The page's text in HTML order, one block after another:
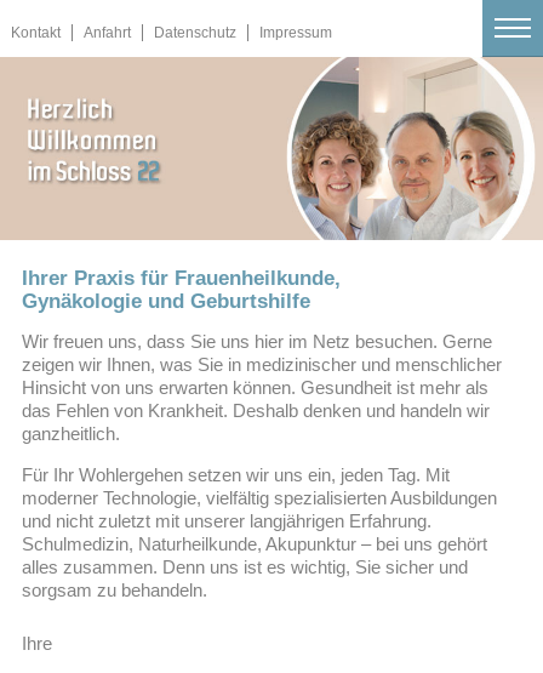
Impressum
Datenschutz
Anfahrt
Kontakt
▼
▼
Ihrer Praxis für Frauenheilkunde,
Gynäkologie und Geburtshilfe
Wir freuen uns, dass Sie uns hier im Netz besuchen. Gerne
zeigen wir Ihnen, was Sie in medizinischer und menschlicher
Hinsicht von uns erwarten können. Gesundheit ist mehr als
das Fehlen von Krankheit. Deshalb denken und handeln wir
ganzheitlich.
Für Ihr Wohlergehen setzen wir uns ein, jeden Tag. Mit
moderner Technologie, vielfältig spezialisierten Ausbildungen
und nicht zuletzt mit unserer langjährigen Erfahrung.
Schulmedizin, Naturheilkunde, Akupunktur – bei uns gehört
alles zusammen. Denn uns ist es wichtig, Sie sicher und
sorgsam zu behandeln.
Ihre